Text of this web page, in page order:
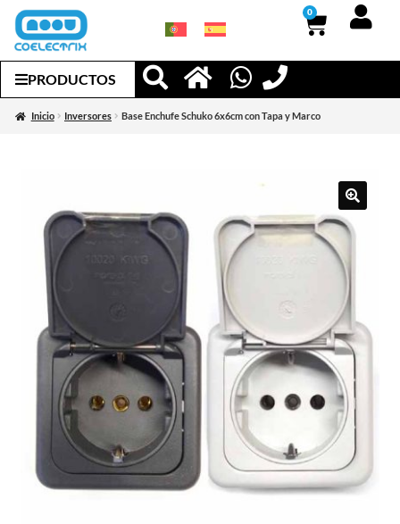
0
PRODUCTOS
Inicio Inversores Base Enchufe Schuko 6x6cm con Tapa y Marco